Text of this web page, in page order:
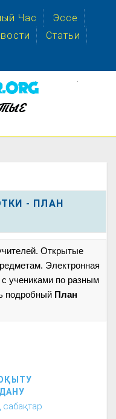
Час
Эссе
Статьи
- ПЛАН
Открытые
Электронная
с учениками по разным
подробный План
.